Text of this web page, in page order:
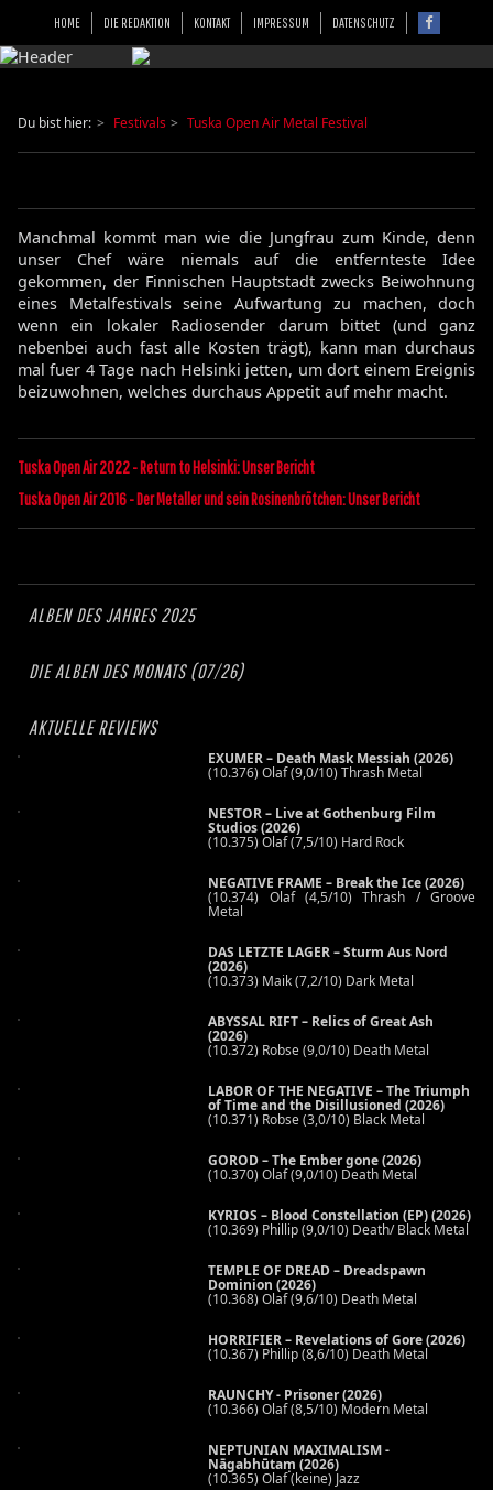
HOME DIE REDAKTION KONTAKT IMPRESSUM DATENSCHUTZ
ALBEN DES JAHRES 2025
DIE ALBEN DES MONATS (07/26)
AKTUELLE REVIEWS
EXUMER – Death Mask Messiah (2026)
(10.376) Olaf (9,0/10) Thrash Metal
NESTOR – Live at Gothenburg Film
Studios (2026)
(10.375) Olaf (7,5/10) Hard Rock
NEGATIVE FRAME – Break the Ice (2026)
(10.374) Olaf (4,5/10) Thrash / Groove
Metal
DAS LETZTE LAGER – Sturm Aus Nord
(2026)
(10.373) Maik (7,2/10) Dark Metal
ABYSSAL RIFT – Relics of Great Ash
(2026)
(10.372) Robse (9,0/10) Death Metal
LABOR OF THE NEGATIVE – The Triumph
of Time and the Disillusioned (2026)
(10.371) Robse (3,0/10) Black Metal
GOROD – The Ember gone (2026)
(10.370) Olaf (9,0/10) Death Metal
KYRIOS – Blood Constellation (EP) (2026)
(10.369) Phillip (9,0/10) Death/ Black Metal
TEMPLE OF DREAD – Dreadspawn
Dominion (2026)
(10.368) Olaf (9,6/10) Death Metal
HORRIFIER – Revelations of Gore (2026)
(10.367) Phillip (8,6/10) Death Metal
RAUNCHY - Prisoner (2026)
(10.366) Olaf (8,5/10) Modern Metal
NEPTUNIAN MAXIMALISM -
Nāgabhūtaṃ (2026)
(10.365) Olaf (keine) Jazz
Du bist hier: Festivals Tuska Open Air Metal Festival
Manchmal kommt man wie die Jungfrau zum Kinde, denn
unser Chef wäre niemals auf die entfernteste Idee
gekommen, der Finnischen Hauptstadt zwecks Beiwohnung
eines Metalfestivals seine Aufwartung zu machen, doch
wenn ein lokaler Radiosender darum bittet (und ganz
nebenbei auch fast alle Kosten trägt), kann man durchaus
mal fuer 4 Tage nach Helsinki jetten, um dort einem Ereignis
beizuwohnen, welches durchaus Appetit auf mehr macht.
Tuska Open Air 2022 - Return to Helsinki: Unser Bericht
Tuska Open Air 2016 - Der Metaller und sein Rosinenbrötchen: Unser Bericht